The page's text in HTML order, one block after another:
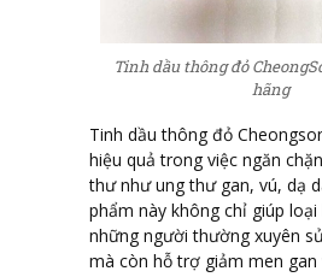
Tinh dầu thông đỏ
hãng
Tinh dầu thông đỏ
hiệu quả trong việc ngăn
thư như ung thư gan, vú, dạ
phẩm này không chỉ giúp
những người thường xuyên
mà còn hỗ trợ giảm men